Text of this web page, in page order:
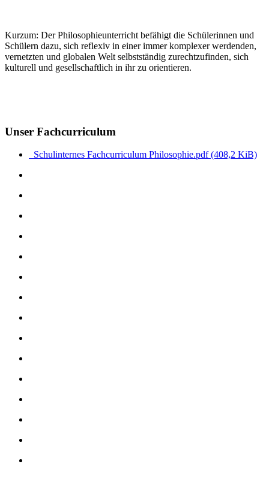
Kurzum: Der Philosophieunterricht befähigt die Schülerinnen und
Schülern dazu, sich reflexiv in einer immer komplexer werdenden,
vernetzten und globalen Welt selbstständig zurechtzufinden, sich
kulturell und gesellschaftlich in ihr zu orientieren.
Unser Fachcurriculum
Schulinternes Fachcurriculum Philosophie.pdf(408,2 KiB)